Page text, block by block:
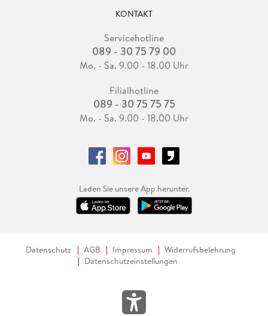
KONTAKT
Servicehotline
089 - 30 75 79 00
Mo. - Sa. 9.00 - 18.00 Uhr
Filialhotline
089 - 30 75 75 75
Mo. - Sa. 9.00 - 18.00 Uhr
Laden Sie unsere App herunter.
Datenschutz AGB Impressum
Widerrufsbelehrung
Datenschutzeinstellungen